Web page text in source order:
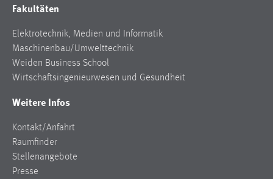
Fakultäten
Elektrotechnik, Medien und Informatik
Maschinenbau/Umwelttechnik
Weiden Business School
Wirtschaftsingenieurwesen und Gesundheit
Weitere Infos
Kontakt/Anfahrt
Raumfinder
Stellenangebote
Presse
Wird benötigt um die Chatfunktion nutzen zu können.
Cookie Laufzeit:
MibewSessionID, mibew-chat-frame-style-
5e9dbeb1811c0446 = Sitzungslaufzeit, mibew_locale = 3
Login
Name: